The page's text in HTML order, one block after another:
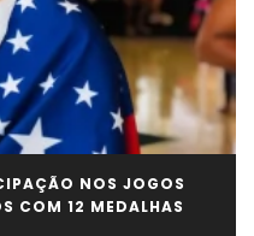
NOS JOGOS
COM 12 MEDALHAS